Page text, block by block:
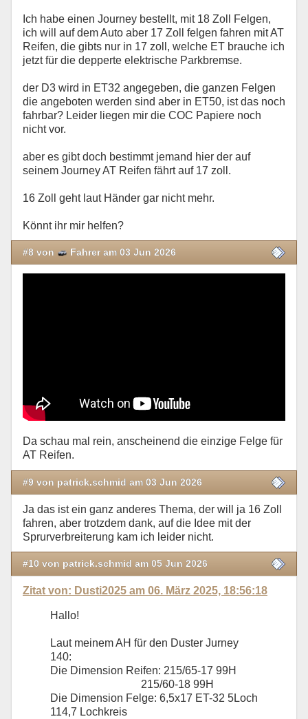
Ich habe einen Journey bestellt, mit 18 Zoll Felgen,
ich will auf dem Auto aber 17 Zoll felgen fahren mit AT
Reifen, die gibts nur in 17 zoll, welche ET brauche ich
jetzt für die depperte elektrische Parkbremse.
der D3 wird in ET32 angegeben, die ganzen Felgen
die angeboten werden sind aber in ET50, ist das noch
fahrbar? Leider liegen mir die COC Papiere noch
nicht vor.
aber es gibt doch bestimmt jemand hier der auf
seinem Journey AT Reifen fährt auf 17 zoll.
16 Zoll geht laut Händer gar nicht mehr.
Könnt ihr mir helfen?
#8 von Fahrer am 03 Jun 2026
Da schau mal rein, anscheinend die einzige Felge für
AT Reifen.
#9 von patrick.schmid am 03 Jun 2026
Ja das ist ein ganz anderes Thema, der will ja 16 Zoll
fahren, aber trotzdem dank, auf die Idee mit der
Sprurverbreiterung kam ich leider nicht.
#10 von patrick.schmid am 05 Jun 2026
Zitat von: Dusti2025 am 06. März 2025, 18:56:18
Hallo!
Laut meinem AH für den Duster Jurney
140:
Die Dimension Reifen: 215/65-17 99H
215/60-18 99H
Die Dimension Felge: 6,5x17 ET-32 5Loch
114,7 Lochkreis